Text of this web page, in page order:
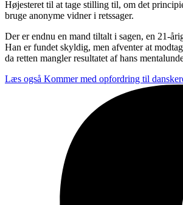
Højesteret til at tage stilling til, om det
bruge anonyme vidner i retssager.
Der er endnu en mand tiltalt i sagen, en 21-
Han er fundet skyldig, men afventer at
da retten mangler resultatet af hans
Læs også Kommer med opfordring til